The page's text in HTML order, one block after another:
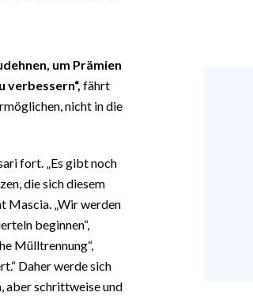
um Prämien
verbessern“, fährt
nicht in die
fort. „Es gibt noch
die sich diesem
Mascia. „Wir werden
beginnen“,
Mülltrennung“,
Daher werde sich
aber schrittweise und